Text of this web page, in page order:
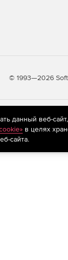
© 1993—2026
к
данный веб-
в целях
сайта.